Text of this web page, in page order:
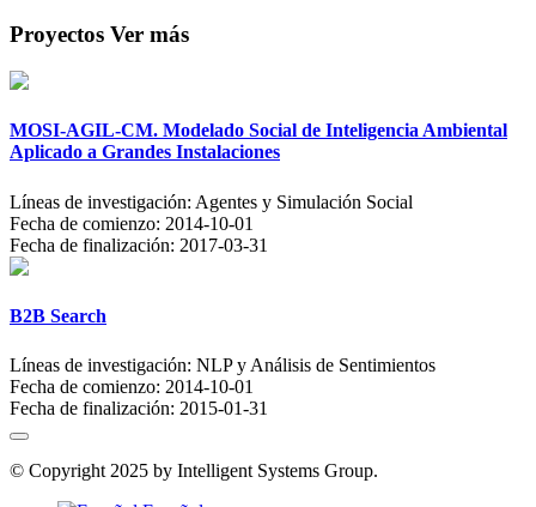
Proyectos Ver más
MOSI-AGIL-CM. Modelado Social de Inteligencia Ambiental
Aplicado a Grandes Instalaciones
Líneas de investigación: Agentes y Simulación Social
Fecha de comienzo: 2014-10-01
Fecha de finalización: 2017-03-31
B2B Search
Líneas de investigación: NLP y Análisis de Sentimientos
Fecha de comienzo: 2014-10-01
Fecha de finalización: 2015-01-31
© Copyright 2025 by Intelligent Systems Group.